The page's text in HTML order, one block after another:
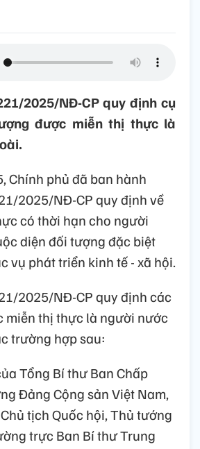
2025/NĐ-CP quy định cụ
được miễn thị thực là
Chính phủ đã ban hành
2025/NĐ-CP quy định về
có thời hạn cho người
diện đối tượng đặc biệt
vụ phát triển kinh tế - xã hội.
2025/NĐ-CP quy định các
miễn thị thực là người nước
trường hợp sau:
Tổng Bí thư Ban Chấp
Đảng Cộng sản Việt Nam,
tịch Quốc hội, Thủ tướng
trực Ban Bí thư Trung